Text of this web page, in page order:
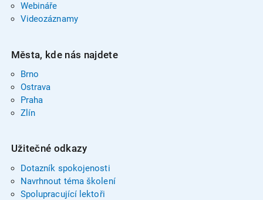
Webináře
Videozáznamy
Města, kde nás najdete
Brno
Ostrava
Praha
Zlín
Užitečné odkazy
Dotazník spokojenosti
Navrhnout téma školení
Spolupracující lektoři